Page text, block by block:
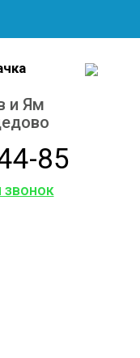
и Ям
85
звонок